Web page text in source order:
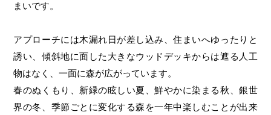
まいです。
アプローチには木漏れ日が差し込み、住まいへゆったりと
誘い、傾斜地に面した大きなウッドデッキからは遮る人工
物はなく、一面に森が広がっています。
春のぬくもり、新緑の眩しい夏、鮮やかに染まる秋、銀世
界の冬、季節ごとに変化する森を一年中楽しむことが出来